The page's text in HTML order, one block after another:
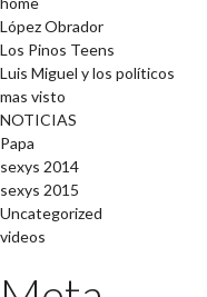
López Obrador
Los Pinos Teens
Luis Miguel y los políticos
mas visto
NOTICIAS
Papa
sexys 2014
sexys 2015
Uncategorized
videos